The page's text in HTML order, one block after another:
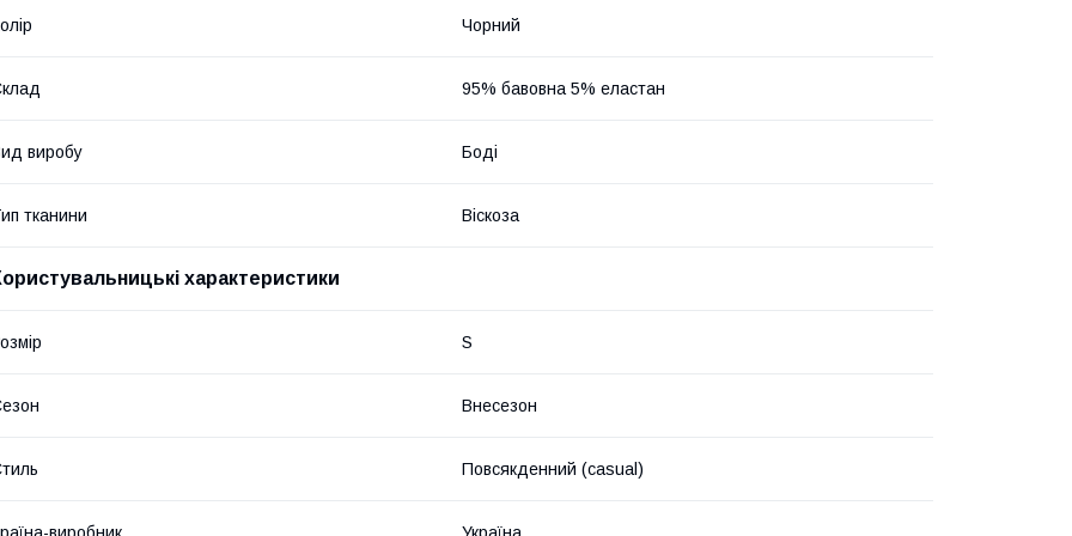
Чорний
95% бавовна 5% еластан
виробу Боді
тканини Віскоза
характеристики
S
Внесезон
Повсякденний (casual)
виробник Україна